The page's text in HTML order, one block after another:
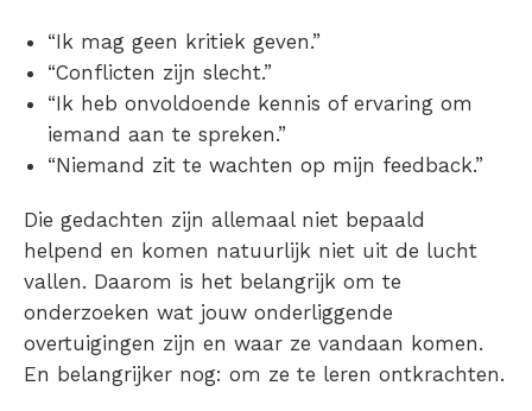
“Ik mag geen kritiek geven.”
“Conflicten zijn slecht.”
“Ik heb onvoldoende kennis of ervaring om
iemand aan te spreken.”
“Niemand zit te wachten op mijn feedback.”
Die gedachten zijn allemaal niet bepaald
helpend en komen natuurlijk niet uit de lucht
vallen. Daarom is het belangrijk om te
onderzoeken wat jouw onderliggende
overtuigingen zijn en waar ze vandaan komen.
En belangrijker nog: om ze te leren ontkrachten.